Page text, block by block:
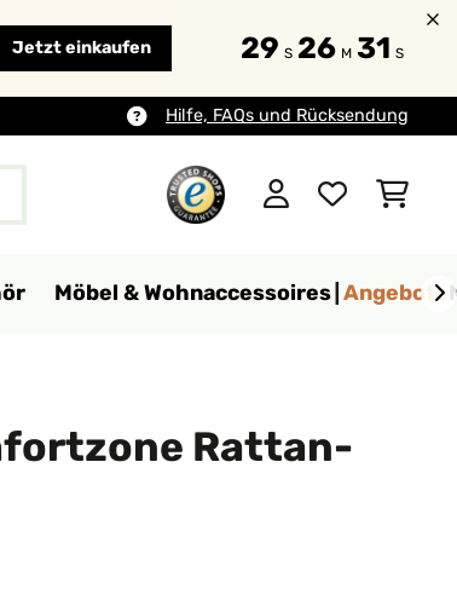
Jetzt einkaufen 29 S 26 M 30 S
Hilfe, FAQs und Rücksendung
Möbel & Wohnaccessoires Angebote
Rattan-